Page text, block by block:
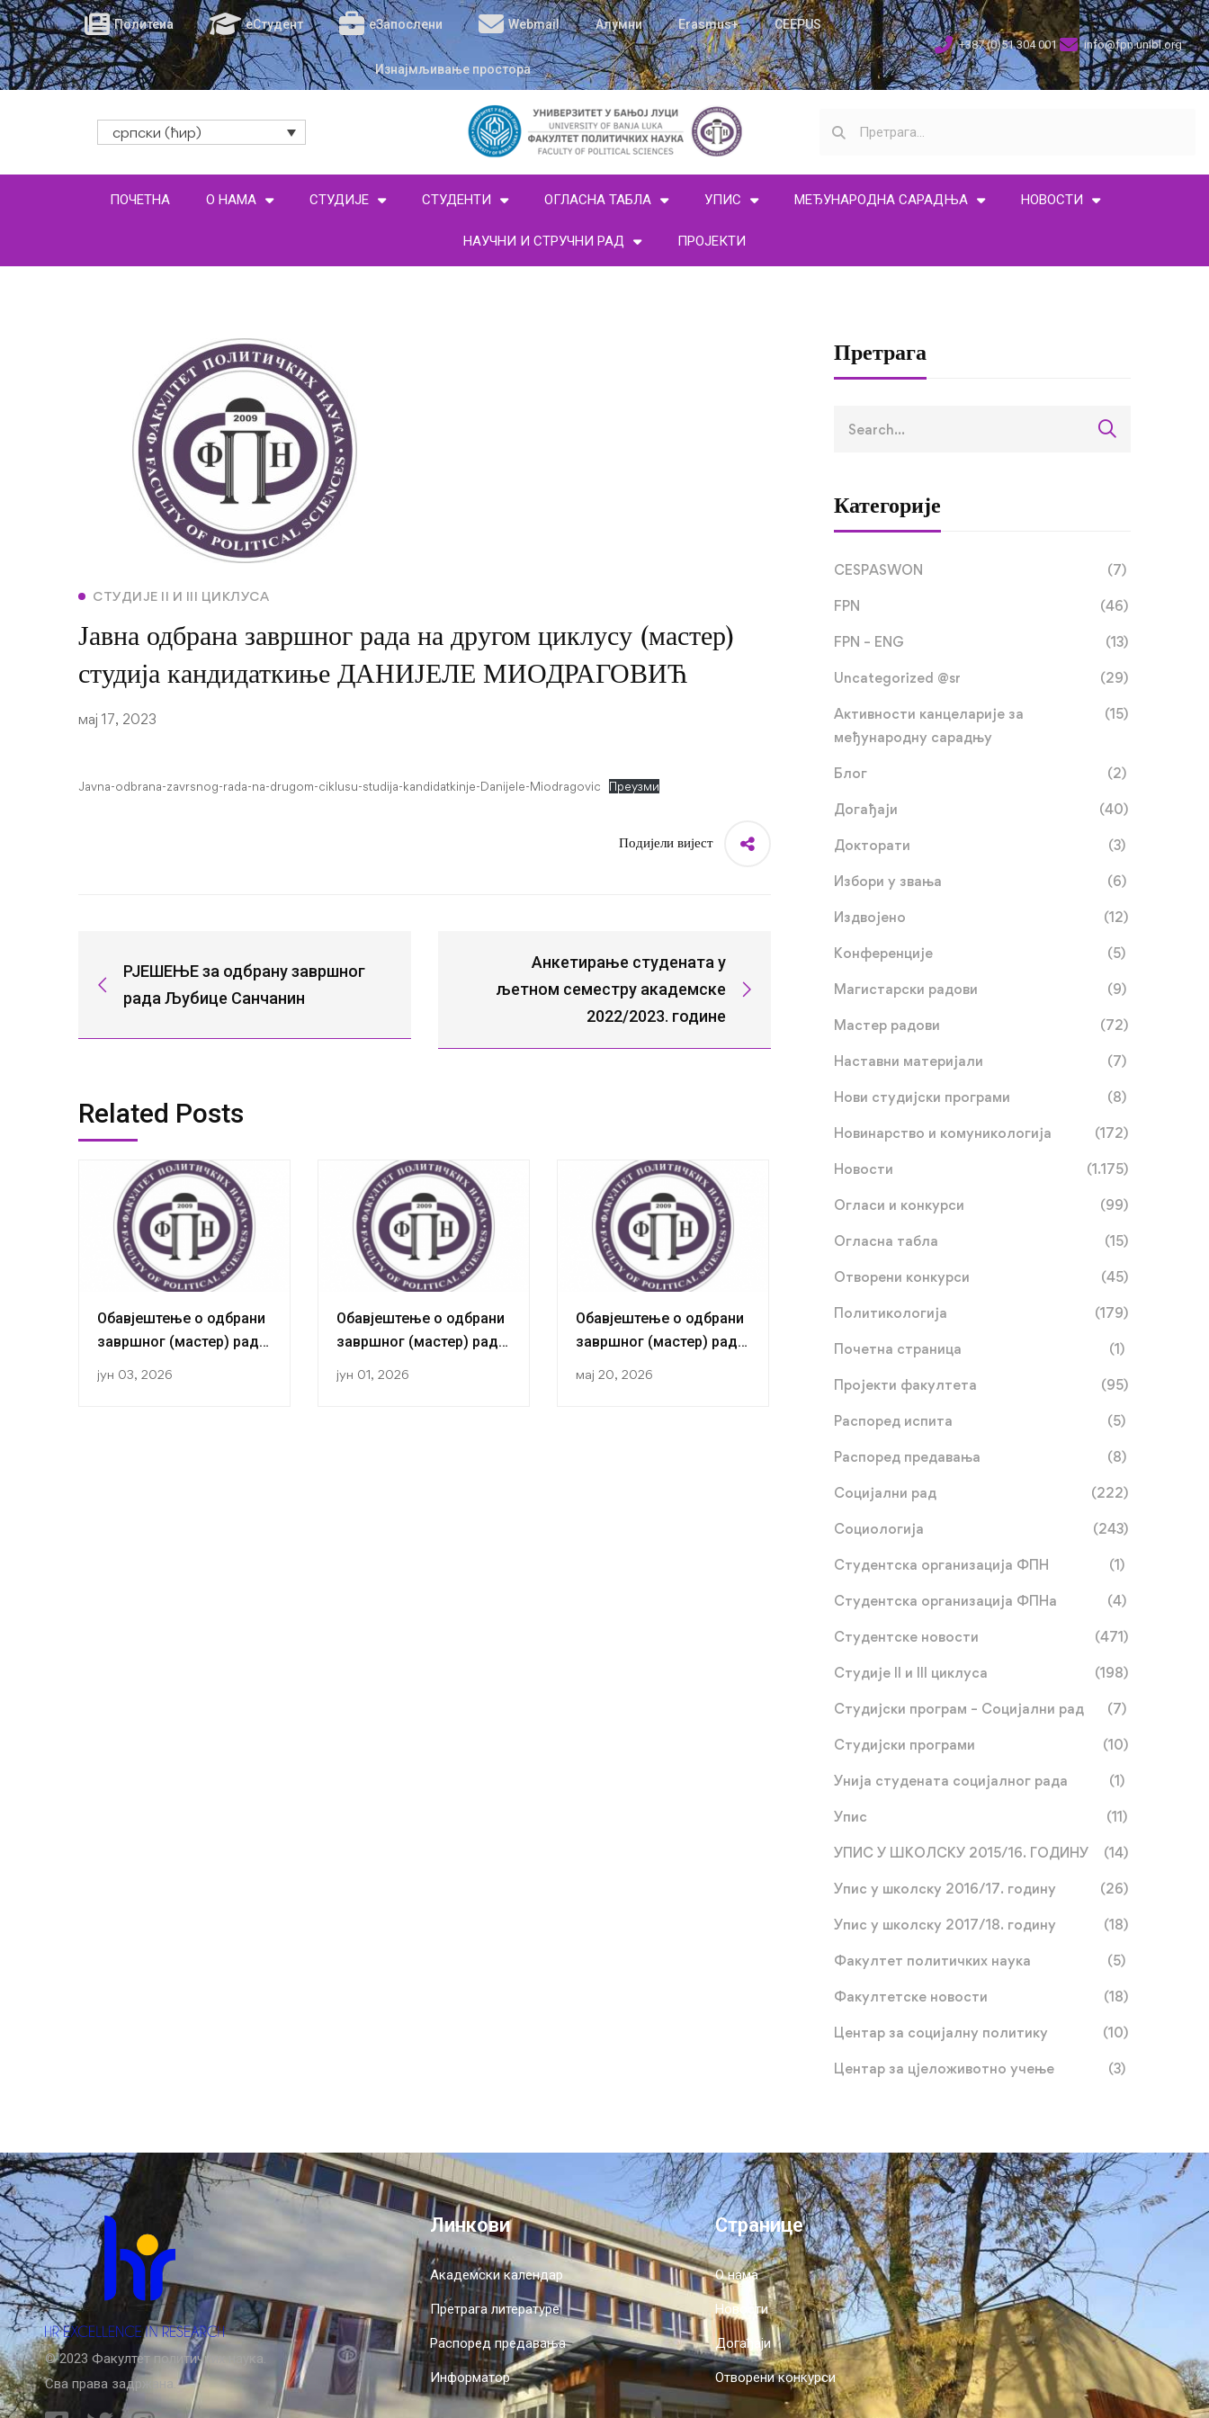
Политеиа еСтудент еЗапослени Webmail Алумни Erasmus+ CEEPUS
Изнајмљивање простора
+387 (0)51 304 001 info@fpn.unibl.org
српски (ћир)
ПОЧЕТНА О НАМА СТУДИЈЕ СТУДЕНТИ ОГЛАСНА ТАБЛА УПИС МЕЂУНАРОДНА САРАДЊА НОВОСТИ
НАУЧНИ И СТРУЧНИ РАД ПРОЈЕКТИ
СТУДИЈЕ II И III ЦИКЛУСА
Јавна одбрана завршног рада на другом циклусу (мастер)
студија кандидаткиње ДАНИЈЕЛЕ МИОДРАГОВИЋ
мај 17, 2023
Javna-odbrana-zavrsnog-rada-na-drugom-ciklusu-studija-kandidatkinje-Danijele-Miodragovic Преузми
Подијели вијест
РЈЕШЕЊЕ за одбрану завршног
рада Љубице Санчанин
Анкетирање студената у
љетном семестру академске
2022/2023. године
Related Posts
Обавјештење о одбрани
завршног (мастер) рада
јун 03, 2026
Обавјештење о одбрани
завршног (мастер) рада
јун 01, 2026
Обавјештење о одбрани
завршног (мастер) рада
мај 20, 2026
Обавјештење о одбрани
завршног (мастер) рада
Ђудуровић
Drugi kolokvijum iz
predmeta Javna uprava
Претрага
Категорије
CESPASWON (7)
FPN (46)
FPN – ENG (13)
Uncategorized @sr (29)
Активности канцеларије за
међународну сарадњу
(15)
Блог (2)
Догађаји (40)
Докторати (3)
Избори у звања (6)
Издвојено (12)
Конференције (5)
Магистарски радови (9)
Мастер радови (72)
Наставни материјали (7)
Нови студијски програми (8)
Новинарство и комуникологија (172)
Новости (1.175)
Огласи и конкурси (99)
Огласна табла (15)
Отворени конкурси (45)
Политикологија (179)
Почетна страница (1)
Пројекти факултета (95)
Распоред испита (5)
Распоред предавања (8)
Социјални рад (222)
Социологија (243)
Студентска организација ФПН (1)
Студентска организација ФПНа (4)
Студентске новости (471)
Студије II и III циклуса (198)
Студијски програм – Социјални рад (7)
Студијски програми (10)
Унија студената социјалног рада (1)
Упис (11)
УПИС У ШКОЛСКУ 2015/16. ГОДИНУ (14)
Упис у школску 2016/17. годину (26)
Упис у школску 2017/18. годину (18)
Факултет политичких наука (5)
Факултетске новости (18)
Центар за социјалну политику (10)
Центар за цјеложивотно учење (3)
© 2023 Факултет политичких наука.
Сва права задржана.
Линкови
Академски календар
Претрага литературе
Распоред предавања
Информатор
Странице
О нама
Новости
Догађаји
Отворени конкурси